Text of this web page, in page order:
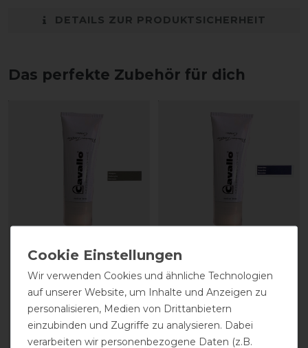
DETAILS ZUR PRODUKTSICHERHEIT
Das perfekte Zubehör für dich
CAVALLO Care Creme
Schuhcreme 75 ml
9,90 € *
| 132,00 € / Liter
CAVALLO Care Creme
Schuhcreme 75 ml
9,90 € *
0.075
Wir verwenden Cookies und ähnliche Technologien
auf unserer Website, um Inhalte und Anzeigen zu
personalisieren, Medien von Drittanbietern
einzubinden und Zugriffe zu analysieren. Dabei
verarbeiten wir personenbezogene Daten (z.B.